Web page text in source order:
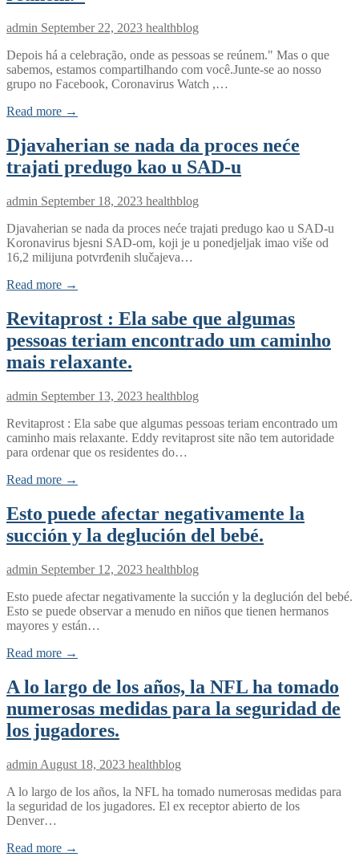
admin September 22, 2023 healthblog
Depois há a celebração, onde as pessoas se reúnem." Mas o que
sabemos, estamos compartilhando com você.Junte-se ao nosso
grupo no Facebook, Coronavirus Watch ,…
Read more →
Djavaherian se nada da proces neće
trajati predugo kao u SAD-u
admin September 18, 2023 healthblog
Djavaherian se nada da proces neće trajati predugo kao u SAD-u
Koronavirus bjesni SAD-om, koji je u ponedjeljak imao više od
16,2 milijuna potvrđenih slučajeva…
Read more →
Revitaprost : Ela sabe que algumas
pessoas teriam encontrado um caminho
mais relaxante.
admin September 13, 2023 healthblog
Revitaprost : Ela sabe que algumas pessoas teriam encontrado um
caminho mais relaxante. Eddy revitaprost site não tem autoridade
para ordenar que os residentes do…
Read more →
Esto puede afectar negativamente la
succión y la deglución del bebé.
admin September 12, 2023 healthblog
Esto puede afectar negativamente la succión y la deglución del bebé.
Esto se puede observar a menudo en niños que tienen hermanos
mayores y están…
Read more →
A lo largo de los años, la NFL ha tomado
numerosas medidas para la seguridad de
los jugadores.
admin August 18, 2023 healthblog
A lo largo de los años, la NFL ha tomado numerosas medidas para
la seguridad de los jugadores. El ex receptor abierto de los
Denver…
Read more →